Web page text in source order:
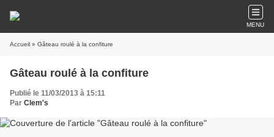
MENU
Accueil » Gâteau roulé à la confiture
Gâteau roulé à la confiture
Publié le 11/03/2013 à 15:11
Par Clem's